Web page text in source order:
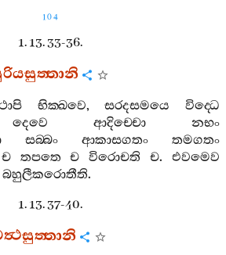
104
1. 13. 33-36.
භික‍්ඛවෙ,සරදසමයෙ
විද‍්ධෙ
දෙවෙ ආදිච‍්චො
නභං
සබ‍්බං ආකාසගතං
තමගතං
ච තපතෙ ච විරොචති ච.එවමෙව
බහුලීකරොතීති.
1. 13. 37-40.